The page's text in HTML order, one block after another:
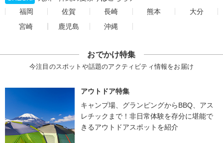
福岡
佐賀 長崎 熊本
大分
宮崎
鹿児島 沖縄
おでかけ特集
今注目のスポットや話題のアクティビティ情報をお届け
アウトドア特集
キャンプ場、グランピングからBBQ、アス
レチックまで！非日常体験を存分に堪能で
きるアウトドアスポットを紹介